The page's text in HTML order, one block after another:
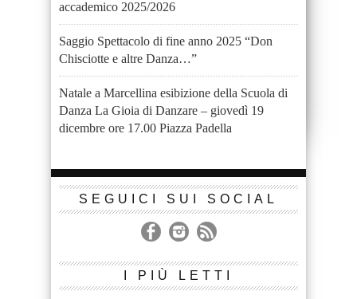
accademico 2025/2026
Saggio Spettacolo di fine anno 2025 “Don
Chisciotte e altre Danza…”
Natale a Marcellina esibizione della Scuola di
Danza La Gioia di Danzare – giovedì 19
dicembre ore 17.00 Piazza Padella
SEGUICI SUI SOCIAL
I PIÙ LETTI